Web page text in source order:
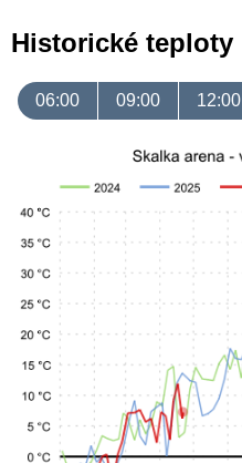
Historické teploty
06:00 09:00 12:00